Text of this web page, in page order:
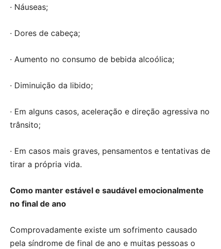
· Náuseas;
· Dores de cabeça;
· Aumento no consumo de bebida alcoólica;
· Diminuição da libido;
· Em alguns casos, aceleração e direção agressiva no
trânsito;
· Em casos mais graves, pensamentos e tentativas de
tirar a própria vida.
Como manter estável e saudável emocionalmente
no final de ano
Comprovadamente existe um sofrimento causado
pela síndrome de final de ano e muitas pessoas o